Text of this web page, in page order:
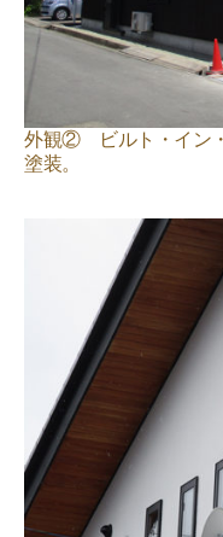
外観② ビルト・イン
塗装。